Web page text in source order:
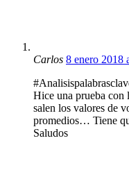
Carlos 8 enero 2018
Hice una prueba
salen los valores de
promedios… Tiene
Saludos